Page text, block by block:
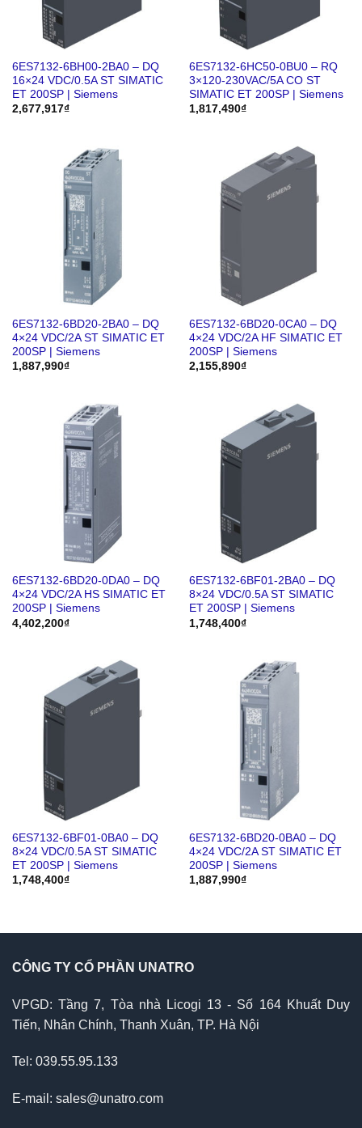
6ES7132-6BH00-2BA0 – DQ
16×24 VDC/0.5A ST SIMATIC
ET 200SP | Siemens
2,677,917₫
6ES7132-6HC50-0BU0 – RQ
3×120-230VAC/5A CO ST
SIMATIC ET 200SP | Siemens
1,817,490₫
6ES7132-6BD20-2BA0 – DQ
4×24 VDC/2A ST SIMATIC ET
200SP | Siemens
1,887,990₫
6ES7132-6BD20-0CA0 – DQ
4×24 VDC/2A HF SIMATIC ET
200SP | Siemens
2,155,890₫
6ES7132-6BD20-0DA0 – DQ
4×24 VDC/2A HS SIMATIC ET
200SP | Siemens
4,402,200₫
6ES7132-6BF01-2BA0 – DQ
8×24 VDC/0.5A ST SIMATIC
ET 200SP | Siemens
1,748,400₫
6ES7132-6BF01-0BA0 – DQ
8×24 VDC/0.5A ST SIMATIC
ET 200SP | Siemens
1,748,400₫
6ES7132-6BD20-0BA0 – DQ
4×24 VDC/2A ST SIMATIC ET
200SP | Siemens
1,887,990₫
CÔNG TY CỔ PHẦN UNATRO
VPGD: Tầng 7, Tòa nhà Licogi 13 - Số 164 Khuất Duy
Tiến, Nhân Chính, Thanh Xuân, TP. Hà Nội
Tel: 039.55.95.133
E-mail: sales@unatro.com